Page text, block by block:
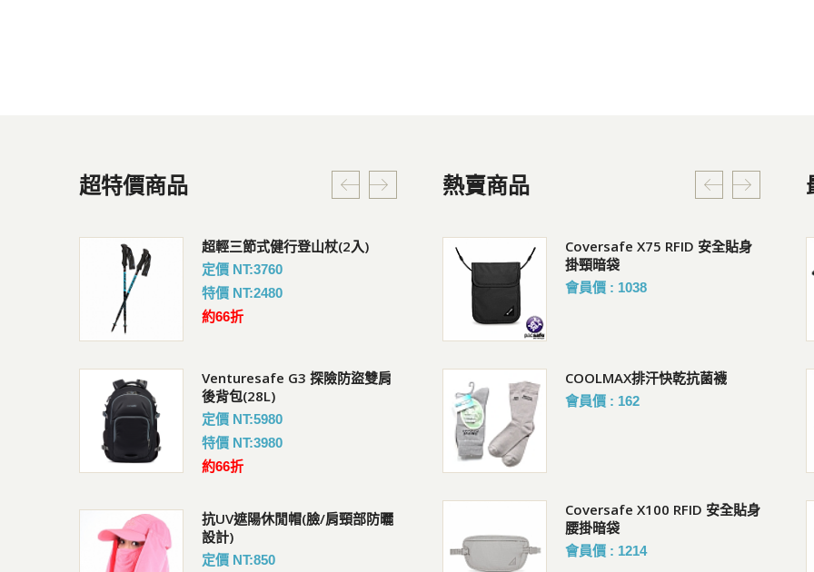
超特價商品
超輕三節式健行登山杖(2入)
定價 NT:3760
特價 NT:2480
約66折
Venturesafe G3 探險防盜雙肩
後背包(28L)
定價 NT:5980
特價 NT:3980
約66折
抗UV遮陽休閒帽(臉/肩頸部防曬
設計)
定價 NT:850
熱賣商品
Coversafe V100 RFID貼身腰掛
暗袋
會員價 : 950
快扣鋼繩鎖
會員價 : 882
Pacsafe V 防盜城市斜肩包
Coversafe X75 RFID 安全貼身
掛頸暗袋
會員價 : 1038
COOLMAX排汗快乾抗菌襪
會員價 : 162
Coversafe X100 RFID 安全貼身
腰掛暗袋
會員價 : 1214
女 WARM 抑菌內搭保暖褲
購買人 : 豊R
評價 :好評!
抗UV吸濕排汗超輕雙面鴨舌帽
(附收納袋)
Pacsafe W 三用防盜手拿側背
包 1L
購買人 : 葉R